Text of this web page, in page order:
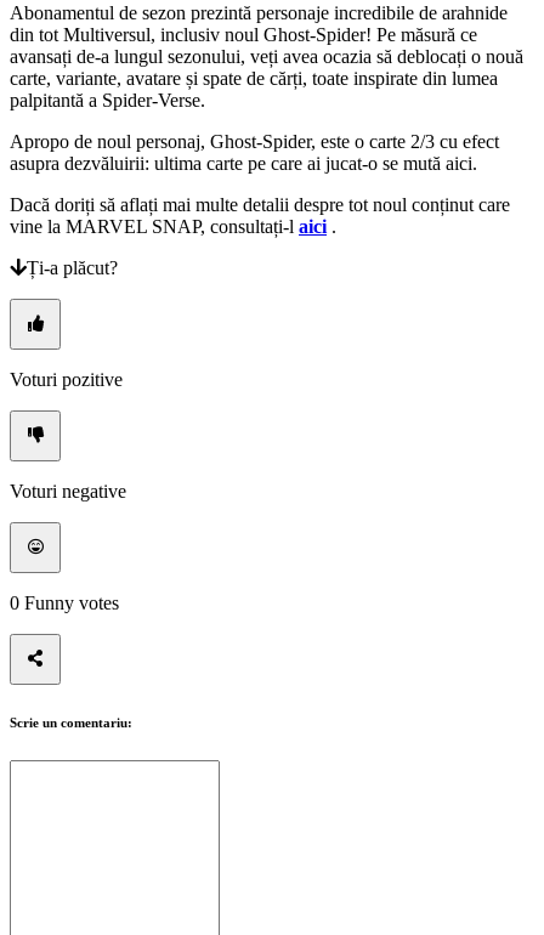
joc
Noutăți
Media
Ghiduri
Forum
Abonamentul de sezon prezintă personaje incredibile de arahnide
din tot Multiversul, inclusiv noul Ghost-Spider! Pe măsură ce
avansați de-a lungul sezonului, veți avea ocazia să deblocați o nouă
carte, variante, avatare și spate de cărți, toate inspirate din lumea
palpitantă a Spider-Verse.
Apropo de noul personaj, Ghost-Spider, este o carte 2/3 cu efect
asupra dezvăluirii: ultima carte pe care ai jucat-o se mută aici.
Dacă doriți să aflați mai multe detalii despre tot noul conținut care
vine la MARVEL SNAP, consultați-l aici .
Ți-a plăcut?
Voturi pozitive
Voturi negative
0 Funny votes
Scrie un comentariu: